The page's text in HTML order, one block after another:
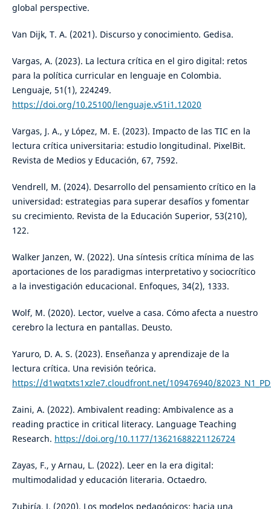
global perspective.
Van Dijk, T. A. (2021). Discurso y conocimiento. Gedisa.
Vargas, A. (2023). La lectura crítica en el giro digital: retos
para la política curricular en lenguaje en Colombia.
Lenguaje, 51(1), 224249.
https://doi.org/10.25100/lenguaje.v51i1.12020
Vargas, J. A., y López, M. E. (2023). Impacto de las TIC en la
lectura crítica universitaria: estudio longitudinal. PixelBit.
Revista de Medios y Educación, 67, 7592.
Vendrell, M. (2024). Desarrollo del pensamiento crítico en la
universidad: estrategias para superar desafíos y fomentar
su crecimiento. Revista de la Educación Superior, 53(210),
122.
Walker Janzen, W. (2022). Una síntesis crítica mínima de las
aportaciones de los paradigmas interpretativo y sociocrítico
a la investigación educacional. Enfoques, 34(2), 1333.
Wolf, M. (2020). Lector, vuelve a casa. Cómo afecta a nuestro
cerebro la lectura en pantallas. Deusto.
Yaruro, D. A. S. (2023). Enseñanza y aprendizaje de la
lectura crítica. Una revisión teórica.
https://d1wqtxts1xzle7.cloudfront.net/109476940/
Zaini, A. (2022). Ambivalent reading: Ambivalence as a
reading practice in critical literacy. Language Teaching
Research. https://doi.org/10.1177/13621688221126724
Zayas, F., y Arnau, L. (2022). Leer en la era digital:
multimodalidad y educación literaria. Octaedro.
Zubiría, J. (2020). Los modelos pedagógicos: hacia una